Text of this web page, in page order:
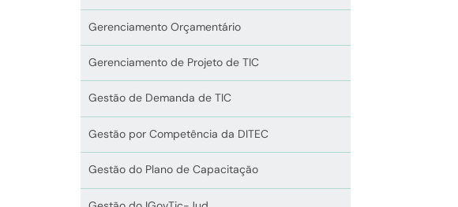
Gerenciamento Orçamentário
Gerenciamento de Projeto de TIC
Gestão de Demanda de TIC
Gestão por Competência da DITEC
Gestão do Plano de Capacitação